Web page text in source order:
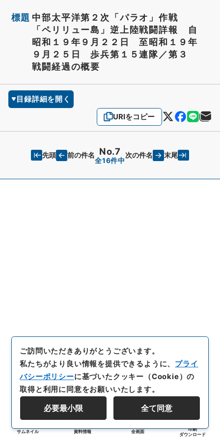
標題 中部太平洋第２次「パラオ」作戦
「ペリリュー島」逆上陸戦闘詳報 自
昭和１９年９月２２日 至昭和１９年
９月２５日 歩兵第１５連隊／第３
戦闘経過の概要
目録詳細を開く
URIをコピー
先頭 前の件名 No.7
全16件中
次の件名 末尾
サムネイル 資料情報 全画面
印刷
ダウンロード
ご訪問いただきありがとうございます。
私たちがより良い情報を提供できるように、 プライ
バシーポリシーに基づいたクッキー（Cookie）の
取得と利用に同意をお願いいたします。
必要最小限 全て同意